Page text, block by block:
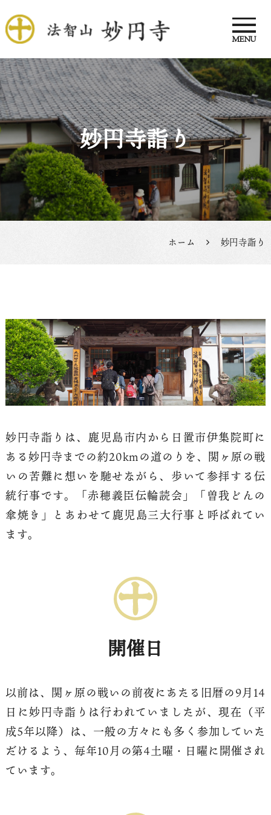
法智山 妙円寺
MENU
妙円寺詣り
ホーム 妙円寺詣り
妙円寺詣りは、鹿児島市内から日置市伊集院町に
ある妙円寺までの約20kmの道のりを、関ヶ原の戦
いの苦難に想いを馳せながら、歩いて参拝する伝
統行事です。「赤穂義臣伝輪読会」「曽我どんの
傘焼き」とあわせて鹿児島三大行事と呼ばれてい
ます。
開催日
以前は、関ヶ原の戦いの前夜にあたる旧暦の9月14
日に妙円寺詣りは行われていましたが、現在（平
成5年以降）は、一般の方々にも多く参加していた
だけるよう、毎年10月の第4土曜・日曜に開催され
ています。